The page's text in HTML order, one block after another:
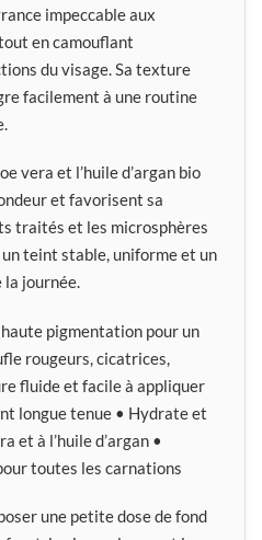
impeccable aux
en camouflant
du visage. Sa texture
facilement à une routine
vera et l’huile d’argan bio
et favorisent sa
traités et les microsphères
teint stable, uniforme et un
la journée.
pigmentation pour un
rougeurs, cicatrices,
fluide et facile à appliquer
longue tenue • Hydrate et
et à l’huile d’argan •
toutes les carnations
une petite dose de fond